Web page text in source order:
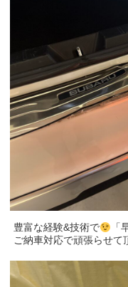
豊富な経験&技術で
ご納車対応で頑張らせて